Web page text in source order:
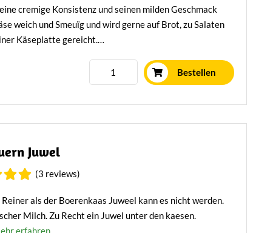
cremige Konsistenz und seinen milden Geschmack
weich und Smeuïg und wird gerne auf Brot, zu Salaten
Käseplatte gereicht.
Bestellen
Juwel
(3 reviews)
als der Boerenkaas Juweel kann es nicht werden.
Milch. Zu Recht ein Juwel unter den kaesen.
erfahren